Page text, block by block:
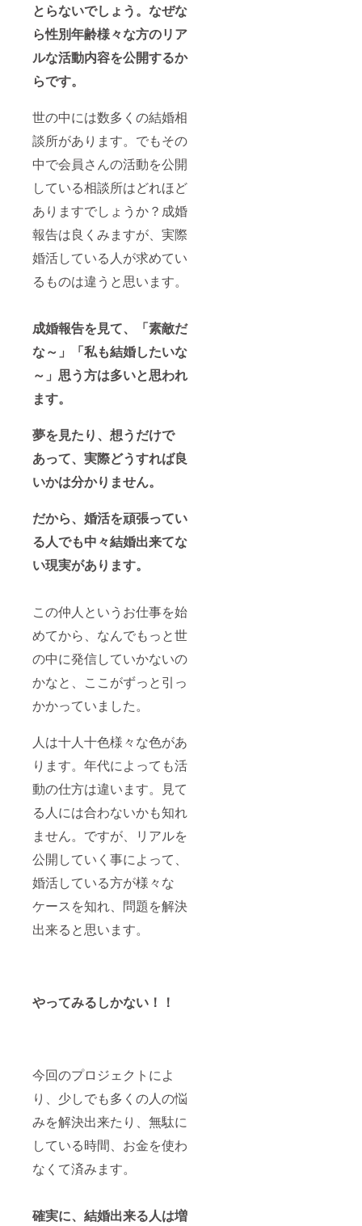
とらないでしょう。なぜな
ら性別年齢様々な方のリア
ルな活動内容を公開するか
らです。
世の中には数多くの結婚相
談所があります。でもその
中で会員さんの活動を公開
している相談所はどれほど
ありますでしょうか？成婚
報告は良くみますが、実際
婚活している人が求めてい
るものは違うと思います。
成婚報告を見て、「素敵だ
な～」「私も結婚したいな
～」思う方は多いと思われ
ます。
夢を見たり、想うだけで
あって、実際どうすれば良
いかは分かりません。
だから、婚活を頑張ってい
る人でも中々結婚出来てな
い現実があります。
この仲人というお仕事を始
めてから、なんでもっと世
の中に発信していかないの
かなと、ここがずっと引っ
かかっていました。
人は十人十色様々な色があ
ります。年代によっても活
動の仕方は違います。見て
る人には合わないかも知れ
ません。ですが、リアルを
公開していく事によって、
婚活している方が様々な
ケースを知れ、問題を解決
出来ると思います。
やってみるしかない！！
今回のプロジェクトによ
り、少しでも多くの人の悩
みを解決出来たり、無駄に
している時間、お金を使わ
なくて済みます。
確実に、結婚出来る人は増